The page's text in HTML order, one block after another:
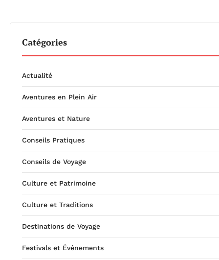
Catégories
Actualité
Aventures en Plein Air
Aventures et Nature
Conseils Pratiques
Conseils de Voyage
Culture et Patrimoine
Culture et Traditions
Destinations de Voyage
Festivals et Événements